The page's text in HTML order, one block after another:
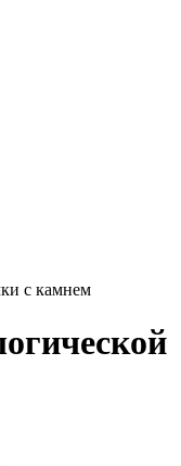
с камнем